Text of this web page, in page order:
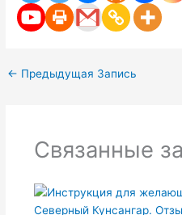
← Предыдущая Запись
Связанные